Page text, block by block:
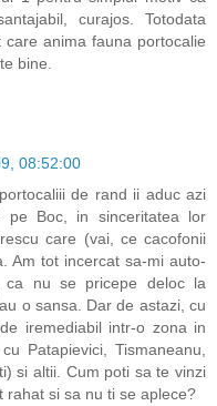
curajos. Totodata
care anima fauna portocalie
bine.
08:52:00
de rand ii aduc azi
pe Boc, in sinceritatea lor
care (vai, ce cacofonii
Am tot incercat sa-mi auto-
nu se pricepe deloc la
o sansa. Dar de astazi, cu
iremediabil intr-o zona in
Patapievici, Tismaneanu,
si altii. Cum poti sa te vinzi
rahat si sa nu ti se aplece?